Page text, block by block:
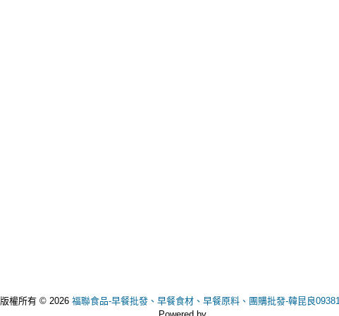
版權所有 © 2026 福聯食品-早餐批發、早餐食材、早餐原料、團購批發-韓昆良